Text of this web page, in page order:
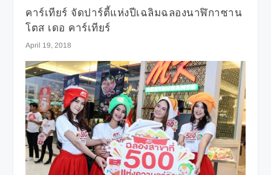
คาร์เทียร์ จัดปาร์ตี้แห่งปีเฉลิมฉลองนาฬิกาซาน
โตส เดอ คาร์เทียร์
April 19, 2018